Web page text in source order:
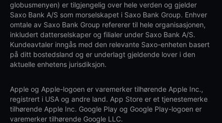
globusmenyen) er tilgjengelig over hele verden og gjelder
Saxo Bank A/S som morselskapet i Saxo Bank Group. Enhver
omtale av Saxo Bank Group refererer til hele organisasjonen,
inkludert datterselskaper og filialer under Saxo Bank A/S.
Kundeavtaler inngås med den relevante Saxo-enheten basert
på ditt bostedsland og er underlagt gjeldende lover i den
aktuelle enhetens jurisdiksjon.
Apple og Apple-logoen er varemerker tilhørende Apple Inc.,
registrert i USA og andre land. App Store er et tjenestemerke
tilhørende Apple Inc. Google Play og Google Play-logoen er
varemerker tilhørende Google LLC.